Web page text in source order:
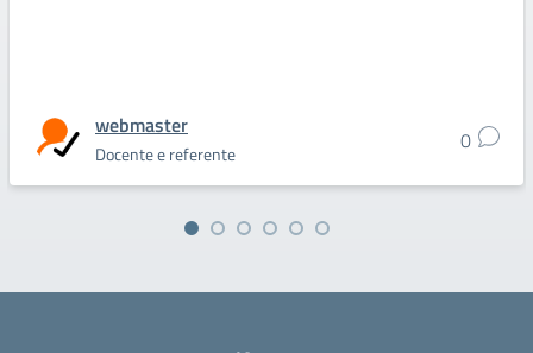
webmaster
Docente e referente 0